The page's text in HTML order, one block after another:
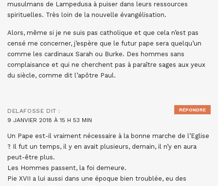
musulmans de Lampedusa à puiser dans leurs ressources
spirituelles. Très loin de la nouvelle évangélisation.
Alors, même si je ne suis pas catholique et que cela n’est pas
censé me concerner, j’espère que le futur pape sera quelqu’un
comme les cardinaux Sarah ou Burke. Des hommes sans
complaisance et qui ne cherchent pas à paraître sages aux yeux
du siècle, comme dit l’apôtre Paul.
DELAFOSSE DIT :
9 JANVIER 2018 À 15 H 53 MIN
Un Pape est-il vraiment nécessaire à la bonne marche de l’Eglise
? Il fut un temps, il y en avait plusieurs, demain, il n’y en aura
peut-être plus.
Les Hommes passent, la foi demeure.
Pie XVII a lui aussi dans une époque bien troublée, eu des
RÉPONDRE